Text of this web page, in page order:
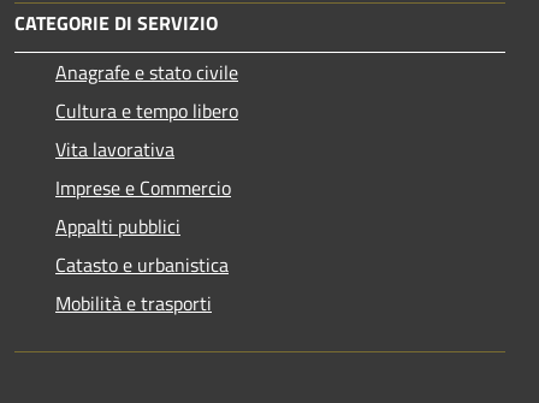
CATEGORIE DI SERVIZIO
Anagrafe e stato civile
Cultura e tempo libero
Vita lavorativa
Imprese e Commercio
Appalti pubblici
Catasto e urbanistica
Mobilità e trasporti